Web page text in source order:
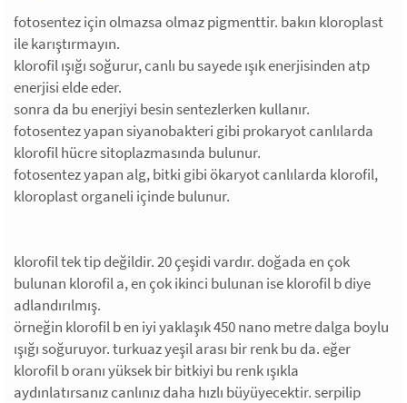
fotosentez için olmazsa olmaz pigmenttir. bakın kloroplast
ile karıştırmayın.
klorofil ışığı soğurur, canlı bu sayede ışık enerjisinden atp
enerjisi elde eder.
sonra da bu enerjiyi besin sentezlerken kullanır.
fotosentez yapan siyanobakteri gibi prokaryot canlılarda
klorofil hücre sitoplazmasında bulunur.
fotosentez yapan alg, bitki gibi ökaryot canlılarda klorofil,
kloroplast organeli içinde bulunur.
klorofil tek tip değildir. 20 çeşidi vardır. doğada en çok
bulunan klorofil a, en çok ikinci bulunan ise klorofil b diye
adlandırılmış.
örneğin klorofil b en iyi yaklaşık 450 nano metre dalga boylu
ışığı soğuruyor. turkuaz yeşil arası bir renk bu da. eğer
klorofil b oranı yüksek bir bitkiyi bu renk ışıkla
aydınlatırsanız canlınız daha hızlı büyüyecektir. serpilip